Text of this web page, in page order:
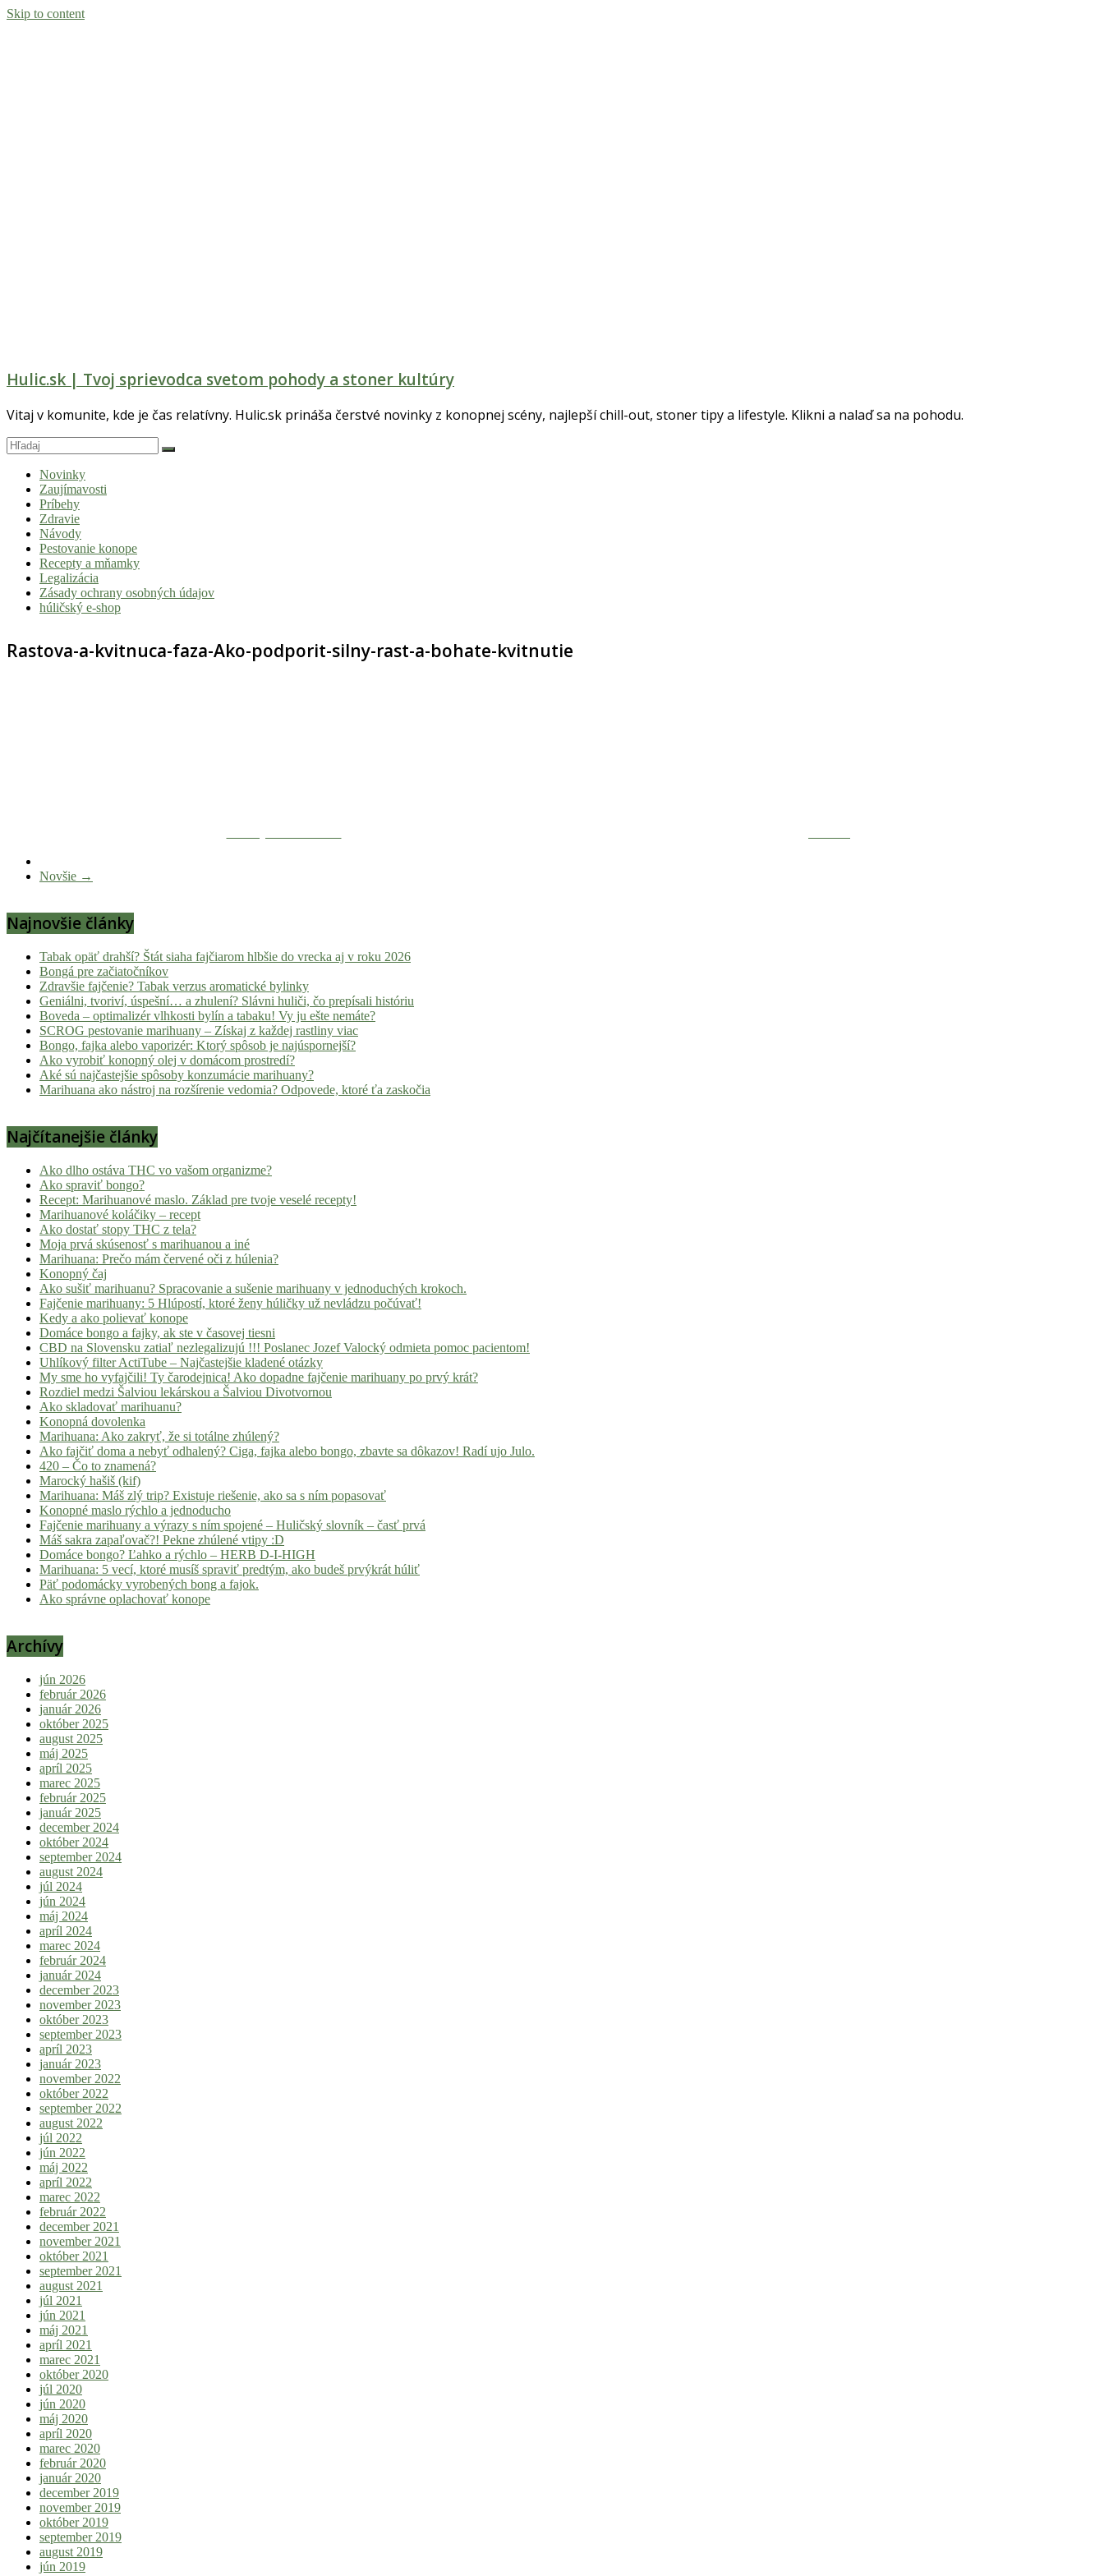
Skip to content
Hulic.sk | Tvoj sprievodca svetom pohody a stoner kultúry
Vitaj v komunite, kde je čas relatívny. Hulic.sk prináša čerstvé novinky z konopnej scény, najlepší chill-out, stoner tipy a lifestyle. Klikni a nalaď sa na pohodu.
Novinky
Zaujímavosti
Príbehy
Zdravie
Návody
Pestovanie konope
Recepty a mňamky
Legalizácia
Zásady ochrany osobných údajov
húličský e-shop
Rastova-a-kvitnuca-faza-Ako-podporit-silny-rast-a-bohate-kvitnutie
Novšie →
Najnovšie články
Tabak opäť drahší? Štát siaha fajčiarom hlbšie do vrecka aj v roku 2026
Bongá pre začiatočníkov
Zdravšie fajčenie? Tabak verzus aromatické bylinky
Geniálni, tvoriví, úspešní… a zhulení? Slávni huliči, čo prepísali históriu
Boveda – optimalizér vlhkosti bylín a tabaku! Vy ju ešte nemáte?
SCROG pestovanie marihuany – Získaj z každej rastliny viac
Bongo, fajka alebo vaporizér: Ktorý spôsob je najúspornejší?
Ako vyrobiť konopný olej v domácom prostredí?
Aké sú najčastejšie spôsoby konzumácie marihuany?
Marihuana ako nástroj na rozšírenie vedomia? Odpovede, ktoré ťa zaskočia
Najčítanejšie články
Ako dlho ostáva THC vo vašom organizme?
Ako spraviť bongo?
Recept: Marihuanové maslo. Základ pre tvoje veselé recepty!
Marihuanové koláčiky – recept
Ako dostať stopy THC z tela?
Moja prvá skúsenosť s marihuanou a iné
Marihuana: Prečo mám červené oči z húlenia?
Konopný čaj
Ako sušiť marihuanu? Spracovanie a sušenie marihuany v jednoduchých krokoch.
Fajčenie marihuany: 5 Hlúpostí, ktoré ženy húličky už nevládzu počúvať!
Kedy a ako polievať konope
Domáce bongo a fajky, ak ste v časovej tiesni
CBD na Slovensku zatiaľ nezlegalizujú !!! Poslanec Jozef Valocký odmieta pomoc pacientom!
Uhlíkový filter ActiTube – Najčastejšie kladené otázky
My sme ho vyfajčili! Ty čarodejnica! Ako dopadne fajčenie marihuany po prvý krát?
Rozdiel medzi Šalviou lekárskou a Šalviou Divotvornou
Ako skladovať marihuanu?
Konopná dovolenka
Marihuana: Ako zakryť, že si totálne zhúlený?
Ako fajčiť doma a nebyť odhalený? Ciga, fajka alebo bongo, zbavte sa dôkazov! Radí ujo Julo.
420 – Čo to znamená?
Marocký hašiš (kif)
Marihuana: Máš zlý trip? Existuje riešenie, ako sa s ním popasovať
Konopné maslo rýchlo a jednoducho
Fajčenie marihuany a výrazy s ním spojené – Huličský slovník – časť prvá
Máš sakra zapaľovač?! Pekne zhúlené vtipy :D
Domáce bongo? Ľahko a rýchlo – HERB D-I-HIGH
Marihuana: 5 vecí, ktoré musíš spraviť predtým, ako budeš prvýkrát húliť
Päť podomácky vyrobených bong a fajok.
Ako správne oplachovať konope
Archívy
jún 2026
február 2026
január 2026
október 2025
august 2025
máj 2025
apríl 2025
marec 2025
február 2025
január 2025
december 2024
október 2024
september 2024
august 2024
júl 2024
jún 2024
máj 2024
apríl 2024
marec 2024
február 2024
január 2024
december 2023
november 2023
október 2023
september 2023
apríl 2023
január 2023
november 2022
október 2022
september 2022
august 2022
júl 2022
jún 2022
máj 2022
apríl 2022
marec 2022
február 2022
december 2021
november 2021
október 2021
september 2021
august 2021
júl 2021
jún 2021
máj 2021
apríl 2021
marec 2021
október 2020
júl 2020
jún 2020
máj 2020
apríl 2020
marec 2020
február 2020
január 2020
december 2019
november 2019
október 2019
september 2019
august 2019
jún 2019